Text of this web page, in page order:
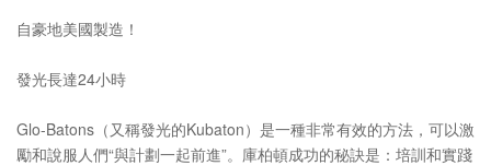
自豪地美國製造！
發光長達24小時
Glo-Batons（又稱發光的Kubaton）是一種非常有效的方法，可以激
勵和說服人們“與計劃一起前進”。庫柏頓成功的秘訣是：培訓和實踐